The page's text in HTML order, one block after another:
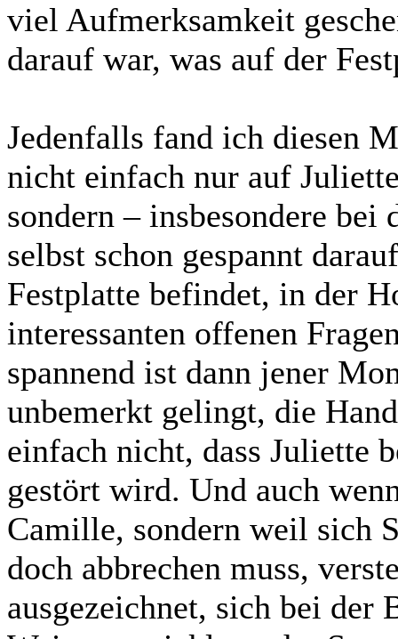
viel Aufmerksamkeit
darauf war, was auf der
Jedenfalls fand ich diesen
nicht einfach nur auf
sondern – insbesondere
selbst schon gespannt
Festplatte befindet, in der
interessanten offenen
spannend ist dann jener
unbemerkt gelingt, die
einfach nicht, dass Juliette
gestört wird. Und auch
Camille, sondern weil sich
doch abbrechen muss,
ausgezeichnet, sich bei der